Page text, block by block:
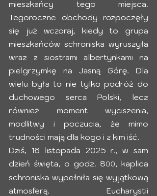
mieszkańcy tego miejsca.
Tegoroczne obchody rozpoczęły
się już wczoraj, kiedy to grupa
mieszkańców schroniska wyruszyła
wraz z siostrami albertynkami na
pielgrzymkę na Jasną Górę. Dla
wielu była to nie tylko podróż do
duchowego serca Polski, lecz
również moment wyciszenia,
modlitwy i poczucia, że mimo
trudności mają dla kogo i z kim iść.
Dziś, 16 listopada 2025 r., w sam
dzień święta, o godz. 800, kaplica
schroniska wypełniła się wyjątkową
atmosferą. Eucharystii